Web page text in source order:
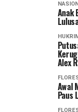
Anak
Alex
Awal
Paus